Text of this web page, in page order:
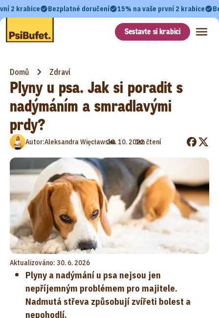
2 krabice Bezplatné doručení 15% na vaše první 2 krabice
Sestavte si krabici
Domů Zdraví
Plyny u psa. Jak si poradit s
nadýmáním a smradlavými
prdy?
Autor:Aleksandra Więcławska
•
18. 10. 2022
•
1m čtení
Aktualizováno: 30. 6. 2026
Plyny a nadýmání u psa nejsou jen
nepříjemným problémem pro majitele.
Nadmutá střeva způsobují zvířeti bolest a
nepohodlí.